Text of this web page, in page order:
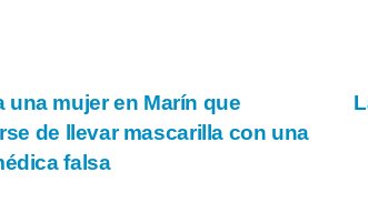
una mujer en Marín que
de llevar mascarilla con una
falsa